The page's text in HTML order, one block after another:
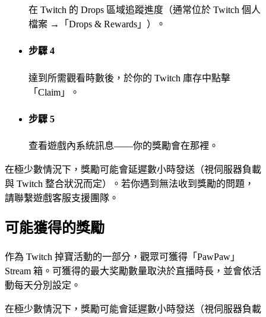
在 Twitch 的 Drops 區域追蹤進度（通常位於 Twitch 個人
檔案 →「Drops & Rewards」）。
步驟 4
達到所需觀看時數後，於你的 Twitch 庫存中點擊
「Claim」。
步驟 5
查看遊戲內系統訊息——你的獎勵會在那裡。
在極少數情況下，獎勵可能會延遲數小時發送（視伺服器負載
與 Twitch 整合狀況而定）。若你遇到無法收到獎勵的問題，
請聯繫遊戲客服支援團隊。
可能獲得的獎勵
作為 Twitch 掉寶活動的一部分，觀眾可獲得「PawPaw」
Stream 箱。可獲得的最大奖勵數量取決於直播時長，並會依活
動每天分別設定。
在極少數情況下，獎勵可能會延遲數小時發送（視伺服器負載